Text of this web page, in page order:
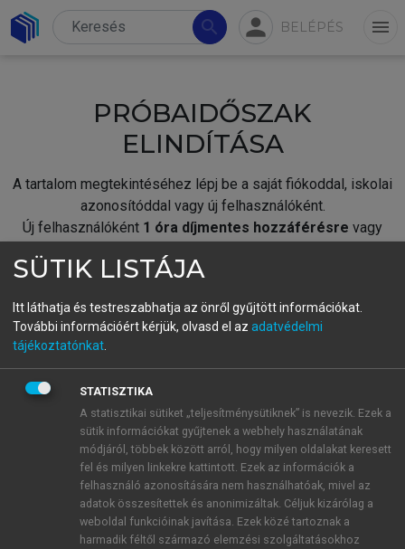
search person BELÉPÉS menu
PRÓBAIDŐSZAK
ELINDÍTÁSA
A tartalom megtekintéséhez lépj be a saját fiókoddal, iskolai
azonosítóddal vagy új felhasználóként.
Új felhasználóként 1 óra díjmentes hozzáférésre vagy
fiókoddal,vagy hozz létre új fiókot.
A regisztráció után apróbaidőszakautomatikusan
BELÉPÉS SAJÁT FIÓKKAL
ÚJ FIÓK LÉTREHOZÁSA
1 óra díjmentes hozzáférés
E-MAIL-CÍM
SÜTIK LISTÁJA
Itt láthatja és testreszabhatja az önről gyűjtött információkat.
További információért kérjük, olvasd el az adatvédelmi
tájékoztatónkat
STATISZTIKA
A statisztikai sütiket „teljesítménysütiknek” is nevezik. Ezek a
sütik információkat gyűjtenek a webhely használatának
módjáról, többek között arról, hogy milyen oldalakat keresett
fel és milyen linkekre kattintott. Ezek az információk a
felhasználó azonosítására nem használhatóak, mivel az
adatok összesítettek és anonimizáltak. Céljuk kizárólag a
weboldal funkcióinak javítása. Ezek közé tartoznak a
harmadik féltől származó elemzési szolgáltatásokhoz